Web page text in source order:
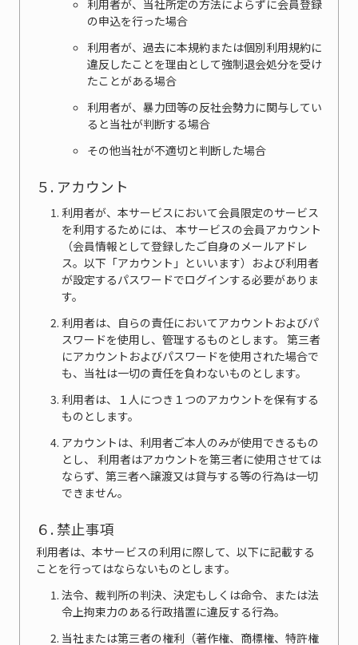
利用者が、当社所定の方法によらずに会員登録
の申込を行った場合
利用者が、過去に本規約または個別利用規約に
違反したことを理由として強制退会処分を受け
たことがある場合
利用者が、暴力団等の反社会勢力に関与してい
ると当社が判断する場合
その他当社が不適切と判断した場合
５. アカウント
利用者が、本サービスにおいて会員限定のサービス
を利用するためには、 本サービスの会員アカウント
（会員情報として登録したご自身のメールアドレ
ス。以下「アカウント」といいます）および利用者
が設定するパスワードでログインする必要がありま
す。
利用者は、自らの責任においてアカウントおよびパ
スワードを使用し、管理するものとします。 第三者
にアカウントおよびパスワードを使用された場合で
も、当社は一切の責任を負わないものとします。
利用者は、１人につき１つのアカウントを保有する
ものとします。
アカウントは、利用者ご本人のみが使用できるもの
とし、 利用者はアカウントを第三者に使用させては
ならず、第三者へ譲渡又は貸与する等の行為は一切
できません。
６. 禁止事項
利用者は、本サービスの利用に際して、以下に記載する
ことを行ってはならないものとします。
法令、裁判所の判決、決定もしくは命令、または法
令上拘束力のある行政措置に違反する行為。
当社または第三者の権利（著作権、商標権、特許権